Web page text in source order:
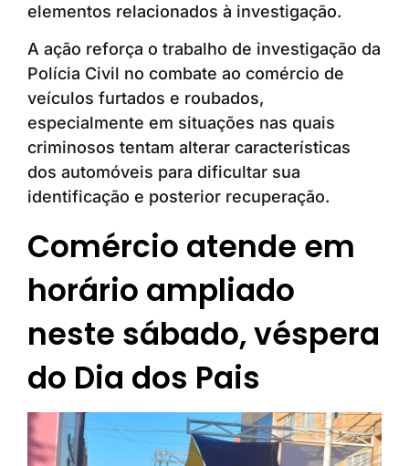
elementos relacionados à investigação.
A ação reforça o trabalho de investigação da
Polícia Civil no combate ao comércio de
veículos furtados e roubados,
especialmente em situações nas quais
criminosos tentam alterar características
dos automóveis para dificultar sua
identificação e posterior recuperação.
Comércio atende em
horário ampliado
neste sábado, véspera
do Dia dos Pais